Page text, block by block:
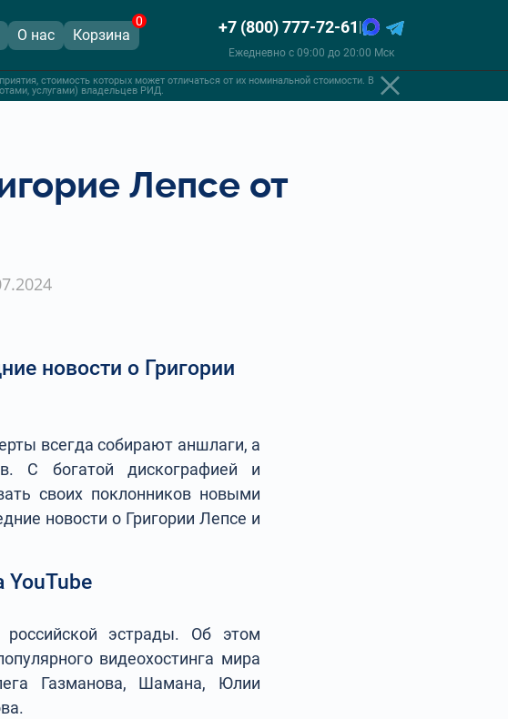
О нас Корзина
0 +7 (800) 777-72-61 |
Ежедневно с 09:00 до 20:00 Мск
стоимость которых может отличаться от их номинальной стоимости. В
услугами) владельцев РИД.
Лепсе от
новости о Григории
всегда собирают аншлаги, а
С богатой дискографией и
своих поклонников новыми
новости о Григории Лепсе и
YouTube
российской эстрады. Об этом
видеохостинга мира
Газманова, Шамана, Юлии